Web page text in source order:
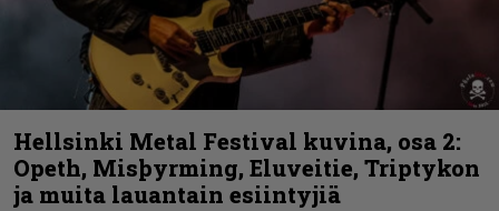
Hellsinki Metal Festival kuvina, osa 2:
Opeth, Misþyrming, Eluveitie, Triptykon
ja muita lauantain esiintyjiä